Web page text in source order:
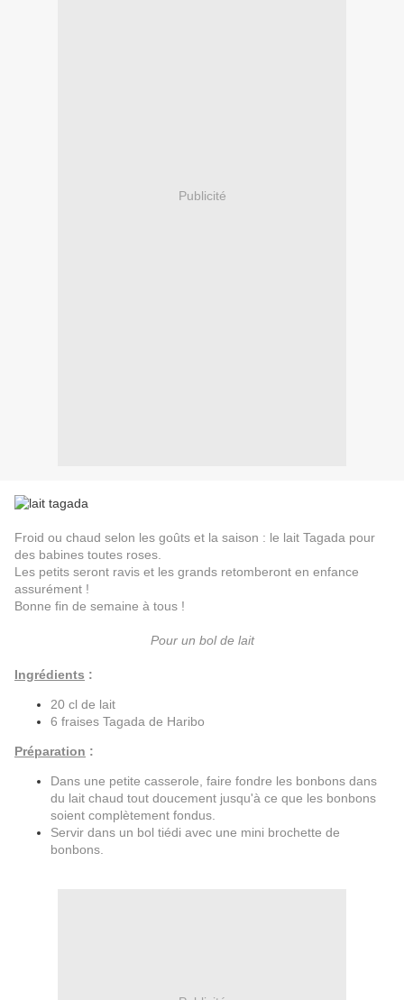
Publicité
Froid ou chaud selon les goûts et la saison : le lait Tagada pour
des babines toutes roses.
Les petits seront ravis et les grands retomberont en enfance
assurément !
Bonne fin de semaine à tous !
Pour un bol de lait
Ingrédients :
20 cl de lait
6 fraises Tagada de Haribo
Préparation :
Dans une petite casserole, faire fondre les bonbons dans
du lait chaud tout doucement jusqu'à ce que les bonbons
soient complètement fondus.
Servir dans un bol tiédi avec une mini brochette de
bonbons.